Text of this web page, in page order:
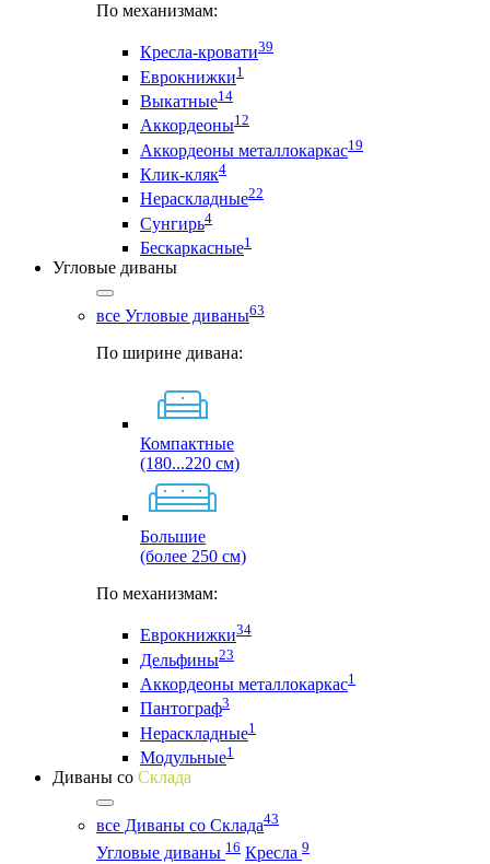
По механизмам:
Кресла-кровати39
Еврокнижки1
Выкатные14
Аккордеоны12
Аккордеоны металлокаркас19
Клик-кляк4
Нераскладные22
Сунгирь4
Бескаркасные1
Угловые диваны
все Угловые диваны63
По ширине дивана:
Компактные
(180...220 см)
Большие
(более 250 см)
По механизмам:
Еврокнижки34
Дельфины23
Аккордеоны металлокаркас1
Пантограф3
Нераскладные1
Модульные1
Диваны со Склада
все Диваны со Склада43
Угловые диваны 16 Кресла 9